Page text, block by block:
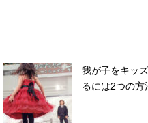
我が子をキッ
るには2つの方